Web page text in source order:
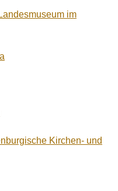
im
Kirchen- und